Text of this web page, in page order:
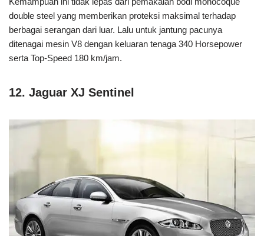
double steel yang memberikan proteksi maksimal terhadap
berbagai serangan dari luar. Lalu untuk jantung pacunya
ditenagai mesin V8 dengan keluaran tenaga 340 Horsepower
serta Top-Speed 180 km/jam.
12. Jaguar XJ Sentinel